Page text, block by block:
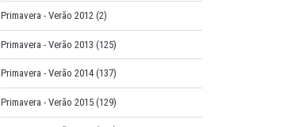
Primavera - Verão 2012 (2)
Primavera - Verão 2013 (125)
Primavera - Verão 2014 (137)
Primavera - Verão 2015 (129)